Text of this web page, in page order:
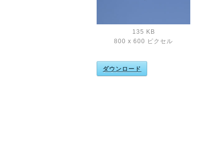
135 KB
800 x 600 ピクセル
ダウンロード